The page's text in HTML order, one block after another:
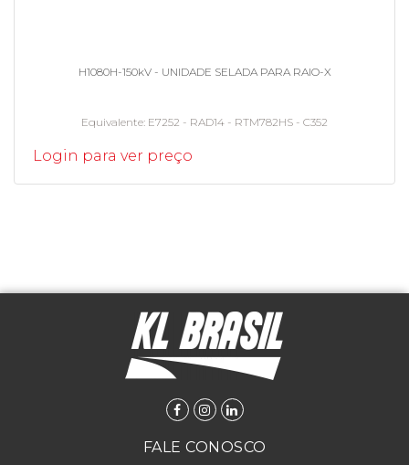
H1080H-150kV - UNIDADE SELADA PARA RAIO-X
Equivalente E7252 - RAD14 - RTM782HS - C352
Login para ver preço
FALE CONOSCO